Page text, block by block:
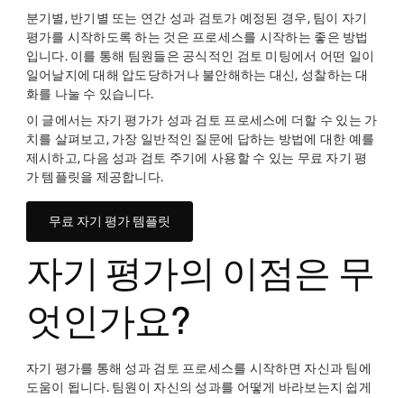
분기별, 반기별 또는 연간 성과 검토가 예정된 경우, 팀이 자기
평가를 시작하도록 하는 것은 프로세스를 시작하는 좋은 방법
입니다. 이를 통해 팀원들은 공식적인 검토 미팅에서 어떤 일이
일어날지에 대해 압도당하거나 불안해하는 대신, 성찰하는 대
화를 나눌 수 있습니다.
이 글에서는 자기 평가가 성과 검토 프로세스에 더할 수 있는 가
치를 살펴보고, 가장 일반적인 질문에 답하는 방법에 대한 예를
제시하고, 다음 성과 검토 주기에 사용할 수 있는 무료 자기 평
가 템플릿을 제공합니다.
무료 자기 평가 템플릿
자기 평가의 이점은 무
엇인가요?
자기 평가를 통해 성과 검토 프로세스를 시작하면 자신과 팀에
도움이 됩니다. 팀원이 자신의 성과를 어떻게 바라보는지 쉽게